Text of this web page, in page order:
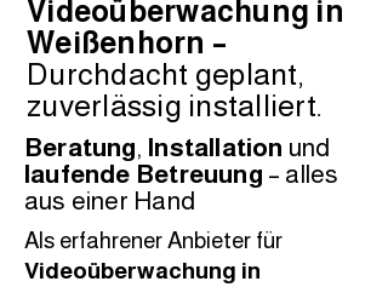
Videoüberwachung in
Weißenhorn –
Durchdacht geplant,
zuverlässig installiert.
Beratung, Installation und
laufende Betreuung – alles
aus einer Hand
Als erfahrener Anbieter für
Videoüberwachung in